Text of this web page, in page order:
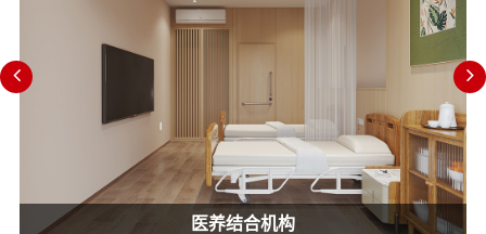
消防改造合规
护理型养老院建设
医养结合机构